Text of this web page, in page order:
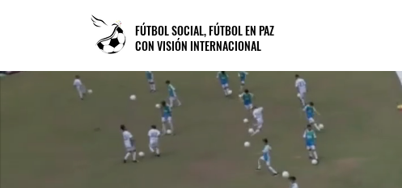
FÚTBOL SOCIAL, FÚTBOL EN PAZ
CON VISIÓN INTERNACIONAL